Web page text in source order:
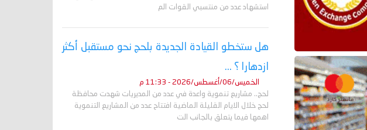
استشهاد عدد من منتسبي القوات الم
هل ستخطو القيادة الجديدة بلحج نحو مستقبل أكثر
ازدهارا ؟ ...
الخميس/06/أغسطس/2026 - 11:33 م
لحج.. مشاريع تنموية واعدة في عدد من المديريات شهدت محافظة
لحج خلال الايام القليلة الماضية افتتاح عدد من المشاريع التنموية
اهمها فيما يتعلق بالجانب الت